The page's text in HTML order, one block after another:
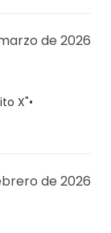
de 2026
X"•
de 2026